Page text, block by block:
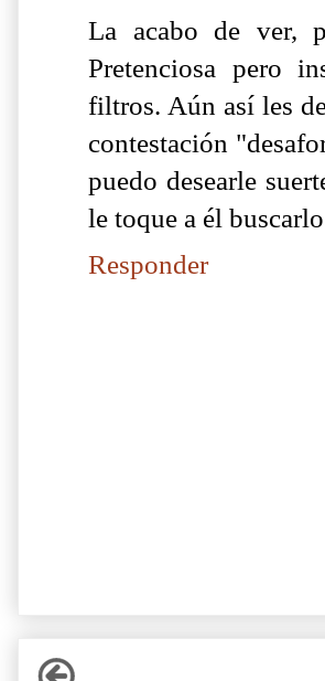
La acabo de ver,
Pretenciosa pero
filtros. Aún así les
contestación
puedo desearle
le toque a él
Responder